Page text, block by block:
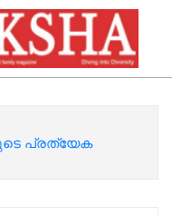
പ്രത്യേക